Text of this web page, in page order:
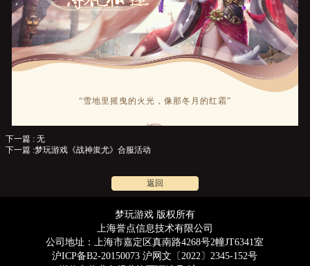
“雪地里摇曳的火光，像那冬月的红霜”
好久不见
属于是了属于是
这次小梦带着冬月的薄礼来啦~
登录活动页面即可领取礼包 ！
下一篇 : 无
下一篇 :梦玩游戏《战神蚩尤》合服活动
返回
梦玩游戏 版权所有
上海誉点信息技术有限公司
公司地址：上海市嘉定区真南路4268号2幢JT6341室
沪ICP备B2-20150073 沪网文〔2022〕2345-152号